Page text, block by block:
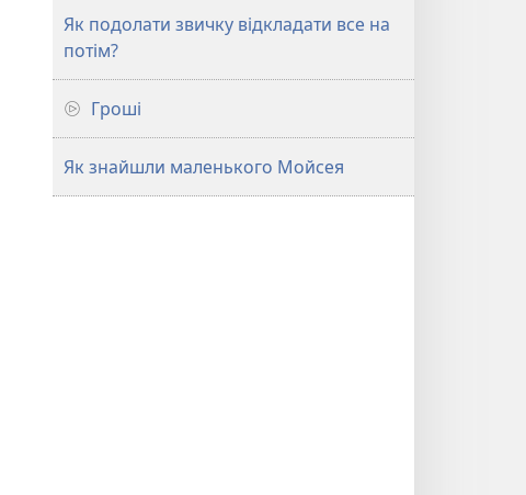
Як подолати звичку відкладати все на
потім?
Гроші
Як знайшли маленького Мойсея